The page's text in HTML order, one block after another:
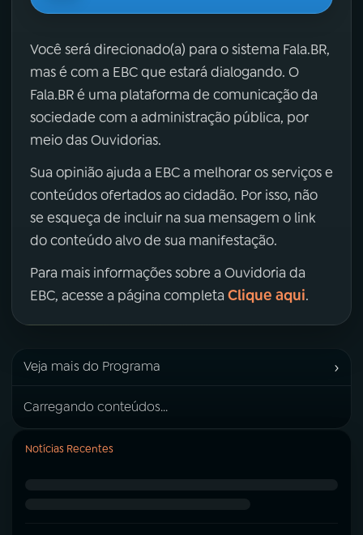
Você será direcionado(a) para o sistema Fala.BR,
mas é com a EBC que estará dialogando. O
Fala.BR é uma plataforma de comunicação da
sociedade com a administração pública, por
meio das Ouvidorias.
Sua opinião ajuda a EBC a melhorar os serviços e
conteúdos ofertados ao cidadão. Por isso, não
se esqueça de incluir na sua mensagem o link
do conteúdo alvo de sua manifestação.
Para mais informações sobre a Ouvidoria da
EBC, acesse a página completa Clique aqui.
Veja mais do Programa ›
Carregando conteúdos...
Notícias Recentes